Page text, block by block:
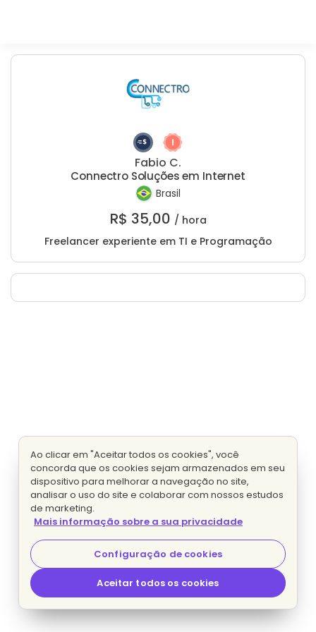
Fabio C.
Connectro Soluções em Internet
Brasil
R$ 35,00 / hora
Freelancer experiente em TI e Programação
Ao clicar em "Aceitar todos os cookies", você
concorda que os cookies sejam armazenados em seu
dispositivo para melhorar a navegação no site,
analisar o uso do site e colaborar com nossos estudos
de marketing.
Mais informação sobre a sua privacidade
Configuração de cookies
Aceitar todos os cookies